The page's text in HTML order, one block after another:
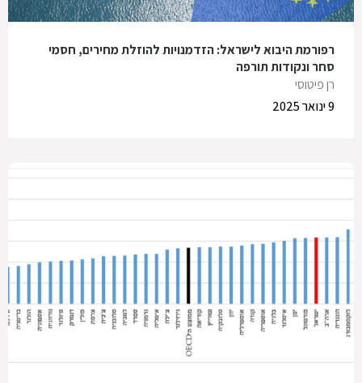
רפורמת היבוא לישראל: הזדמנויות להוזלת מחירים, חסמי
סחר ונקודות תורפה
רן פיטוסי
9 ינואר 2025